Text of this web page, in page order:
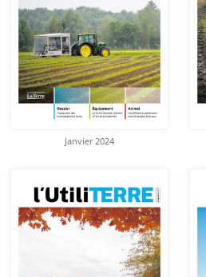
Janvier 2024